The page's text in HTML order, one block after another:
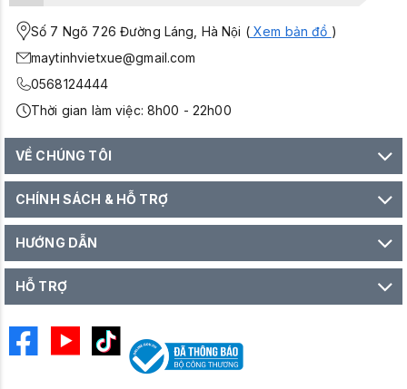
Số 7 Ngõ 726 Đường Láng, Hà Nội (Xem bản đồ )
maytinhvietxue@gmail.com
0568124444
Thời gian làm việc: 8h00 - 22h00
VỀ CHÚNG TÔI
CHÍNH SÁCH & HỖ TRỢ
HƯỚNG DẪN
HỖ TRỢ